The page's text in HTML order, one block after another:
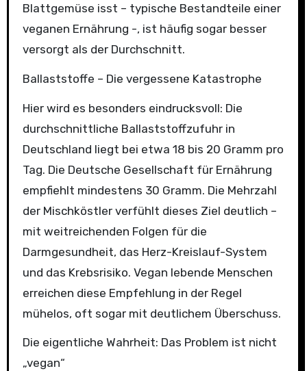
Blattgemüse isst – typische Bestandteile einer
veganen Ernährung -, ist häufig sogar besser
versorgt als der Durchschnitt.
Ballaststoffe – Die vergessene Katastrophe
Hier wird es besonders eindrucksvoll: Die
durchschnittliche Ballaststoffzufuhr in
Deutschland liegt bei etwa 18 bis 20 Gramm pro
Tag. Die Deutsche Gesellschaft für Ernährung
empfiehlt mindestens 30 Gramm. Die Mehrzahl
der Mischköstler verfühlt dieses Ziel deutlich –
mit weitreichenden Folgen für die
Darmgesundheit, das Herz-Kreislauf-System
und das Krebsrisiko. Vegan lebende Menschen
erreichen diese Empfehlung in der Regel
mühelos, oft sogar mit deutlichem Überschuss.
Die eigentliche Wahrheit: Das Problem ist nicht
„vegan“